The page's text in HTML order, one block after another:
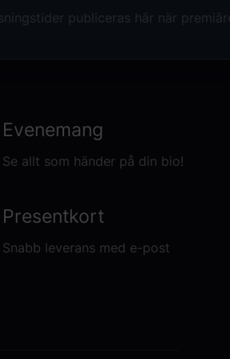
publiceras här när
Evenemang
Se allt som händer på din bio!
Presentkort
Snabb leverans med e-post